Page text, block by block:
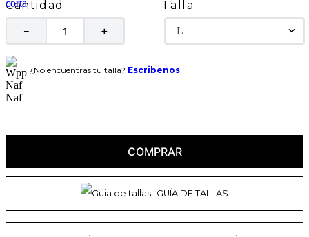
Cantidad
＋
－
Talla
L
¿No encuentras tu talla? Escribenos
COMPRAR
GUÍA DE TALLAS